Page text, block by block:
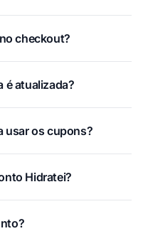
checkout?
é atualizada?
usar os cupons?
Hidratei?